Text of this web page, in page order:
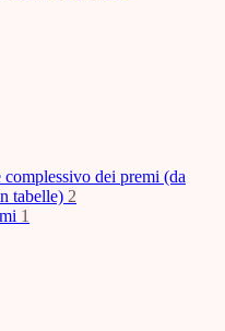
dei premi (da
tabelle) 2
1